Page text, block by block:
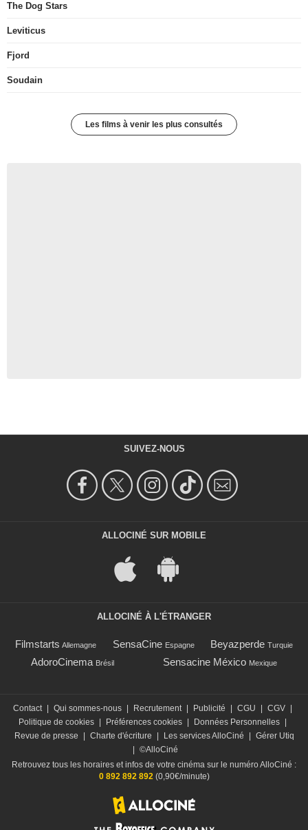
The Dog Stars
Leviticus
Fjord
Soudain
Les films à venir les plus consultés
SUIVEZ-NOUS
ALLOCINÉ SUR MOBILE
ALLOCINÉ À L'ÉTRANGER
Filmstarts Allemagne SensaCine Espagne Beyazperde Turquie
AdoroCinema Brésil Sensacine México Mexique
Contact Qui sommes-nous Recrutement Publicité CGU CGV
Politique de cookies
Préférences cookies Données Personnelles
Revue de presse
Charte d'écriture Les services AlloCiné
Gérer Utiq
©AlloCiné
Retrouvez tous les horaires et infos de votre cinéma sur le numéro AlloCiné :
0 892 892 892(0,90€/minute)